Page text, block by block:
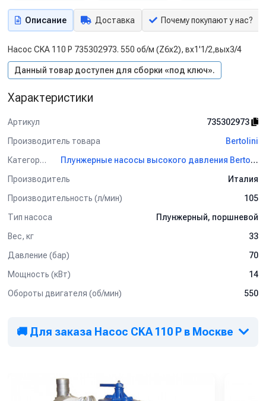
Описание Доставка Почему покупают у нас?
Насос CKA 110 P 735302973. 550 об/м (Z6х2), вх1'1/2,вых3/4
Данный товар доступен для сборки «под ключ».
Характеристики
Артикул
735302973
Производитель товара
Bertolini
Категория
Плунжерные насосы высокого давления Bertolini
Производитель
Италия
Производительность (л/мин)
105
Тип насоса
Плунжерный, поршневой
Вес, кг
33
Давление (бар)
70
Мощность (кВт)
14
Обороты двигателя (об/мин)
550
🚚 Для заказа Насос CKA 110 P в Москве